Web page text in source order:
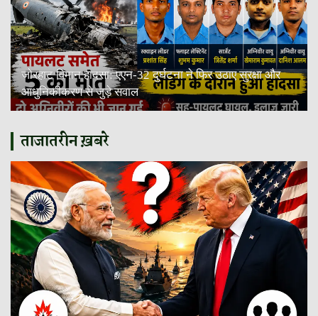
जोरहाट विमान हादसा: एएन-32 दुर्घटना ने फिर उठाए सुरक्षा और
आधुनिकीकरण से जुड़े सवाल
ताजातरीन ख़बरे